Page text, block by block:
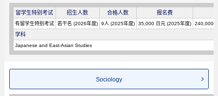
留学生特别考试 招生人数 合格人数 报名费
有留学生特别考试 若干名 (2026年度) 9人 (2025年度) 35,000 日元 (2025年度) 240,000
学科
Japanese and East-Asian Studies
Sociology